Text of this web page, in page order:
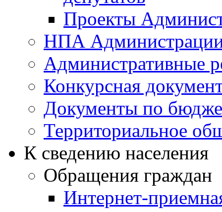
Проекты
НПА
Административные
Конкурсная
Документы по
Территориальное
К сведению населения
Обращения граждан
Интернет-